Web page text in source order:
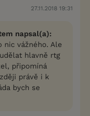
27.11.2018 19:31
napsal(a):
nic vážného. Ale
hlavně rtg
připomíná
právě i k
bych se